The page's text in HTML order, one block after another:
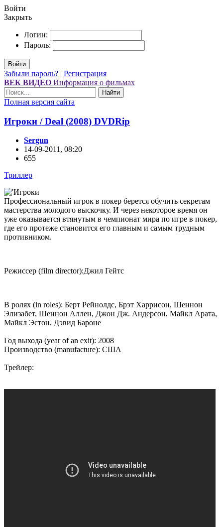
Войти
Закрыть
Логин:
Пароль:
Войти
Забыли пароль? | Регистрация
ВЕК ВИДЕО Информация о фильмах
Найти
Полная версия сайта
Игроки / Deal (2008) DVDRір
Sergun
14-09-2011, 08:20
655
Триллер
Профессиональный игрок в покер берется обучить секретам
мастерства молодого выскочку. И через некоторое время он
уже оказывается втянутым в чемпионат мира по игре в покер,
где его протеже становится его главным и самым трудным
противником.
Режиссер (film director):Джил Гейтс
В ролях (in roles): Берт Рейнолдс, Брэт Харрисон, Шеннон
Элизабет, Шеннон Аллен, Джон Дж. Андерсон, Майкл Арата,
Майкл Эстон, Дэвид Бароне
Год выхода (year of an exit): 2008
Производство (manufacture): США
Трейлер: